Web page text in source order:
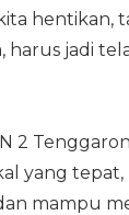
hentikan,
harus jadi
2
yang
mampu